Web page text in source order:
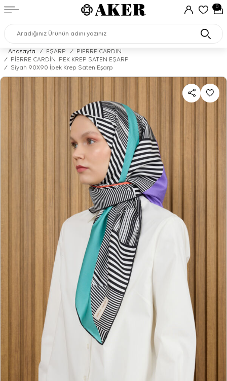
0
Anasayfa / EŞARP /
PIERRE CARDIN
/
PİERRE CARDİN İPEK KREP SATEN EŞARP
/
Siyah 90X90 İpek Krep Saten Eşarp